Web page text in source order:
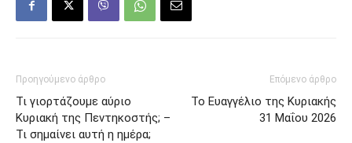
Προηγούμενο άρθρο
Τι γιορτάζουμε αύριο
Κυριακή της Πεντηκοστής; –
Τι σημαίνει αυτή η ημέρα;
Επόμενο άρθρο
Το Ευαγγέλιο της Κυριακής
31 Μαΐου 2026